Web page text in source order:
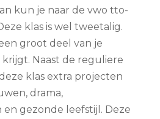
kun je naar de vwo tto-
klas is wel tweetalig.
groot deel van je
krijgt. Naast de reguliere
klas extra projecten
drama,
gezonde leefstijl. Deze